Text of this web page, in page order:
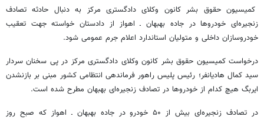
کمیسیون حقوق بشر کانون وکلای دادگستری مرکز به دنبال حادثه تصادف
زنجیره‌ای خودروها در جاده بهبهان ـ اهواز از دادستان خواسته جهت تعقیب
خودروسازان داخلی و متولیان استاندارد اعلام جرم عمومی شود.
درخواست کمیسیون حقوق بشر کانون وکلای دادگستری مرکز در پی سخنان سردار
سید کمال هادیانفر؛ رئیس پلیس راهور فرماندهی انتظامی کشور مبنی بر بازنشدن
ایربگ هیچ کدام از خودروها در تصادف زنجیره‌ای بهبهان مطرح شده است.
در تصادف زنجیره‌ای بیش از ۵۰ خودرو در جاده بهبهان ـ اهواز که صبح روز